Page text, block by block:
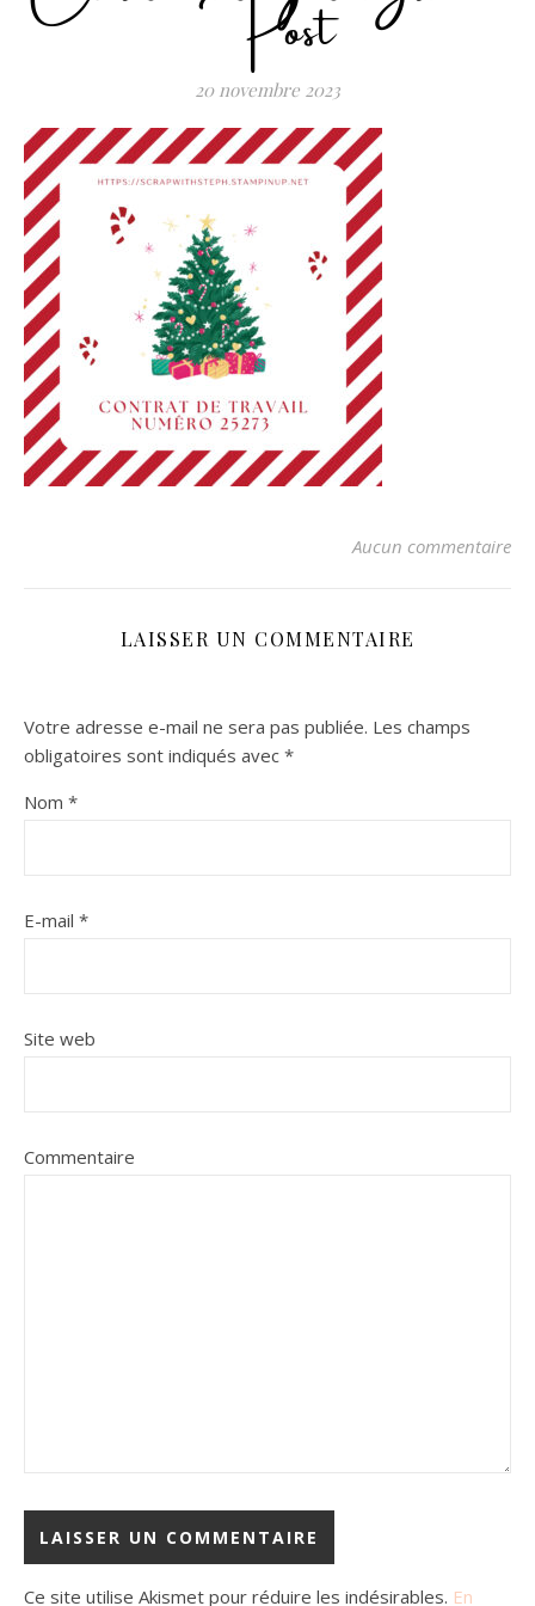
20 novembre 2023
Aucun commentaire
LAISSER UN COMMENTAIRE
Votre adresse e-mail ne sera pas publiée. Les champs
obligatoires sont indiqués avec *
Nom *
E-mail *
Site web
Commentaire
Ce site utilise Akismet pour réduire les indésirables. En